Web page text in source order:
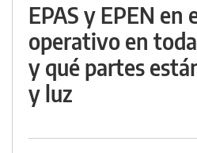
EPAS y EPEN en
operativo en
y qué partes
y luz